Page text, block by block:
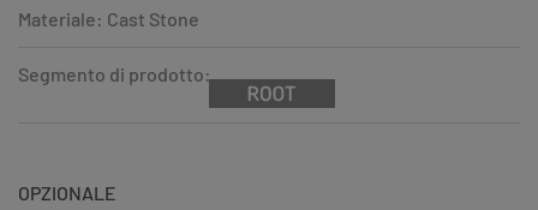
Materiale: Cast Stone
Segmento di prodotto:
OPZIONALE